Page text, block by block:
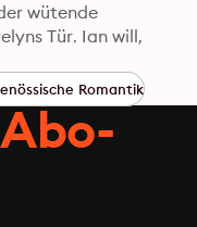
wütende
Tür. Ian will,
wäre! Und
Purzelbäume,
doch nicht etwa
Romantik